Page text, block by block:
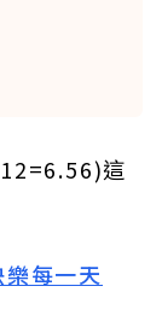
這
每一天